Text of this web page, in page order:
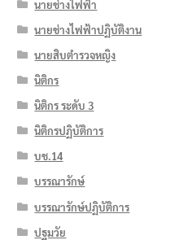
นายช่างไฟฟ้า
นายช่างไฟฟ้าปฏิบัติงาน
นายสิบตำรวจหญิง
นิติกร
นิติกร ระดับ 3
นิติกรปฏิบัติการ
บช.14
บรรณารักษ์
บรรณารักษ์ปฏิบัติการ
ปฐมวัย